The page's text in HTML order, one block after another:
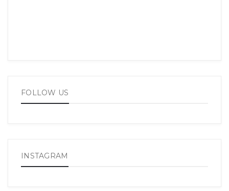
FOLLOW US
INSTAGRAM